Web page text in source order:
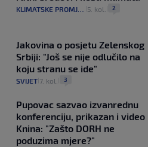
KLIMATSKE PROMJENE 5. kol. 2
Jakovina o posjetu Zelenskog
Srbiji: "Još se nije odlučilo na
koju stranu se ide"
SVIJET| 7. kol. 3
Pupovac sazvao izvanrednu
konferenciju, prikazan i video
Knina: "Zašto DORH ne
poduzima mjere?"